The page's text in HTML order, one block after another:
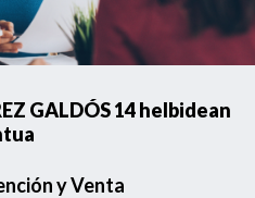
GALDÓS 14 helbidean
y Venta